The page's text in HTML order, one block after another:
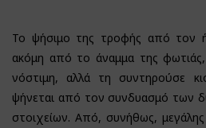
Το ψήσιμο της τροφής από τον
ακόμη από το άναμμα της
νόστιμη, αλλά τη συντηρούσε
ψήνεται από τον συνδυασμό των
στοιχείων. Από, συνήθως, μεγάλης